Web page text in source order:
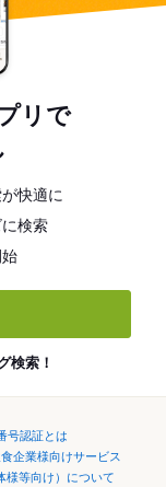
リで
快適に
検索
検索！
号認証とは
企業様向けサービス
様等向け）について